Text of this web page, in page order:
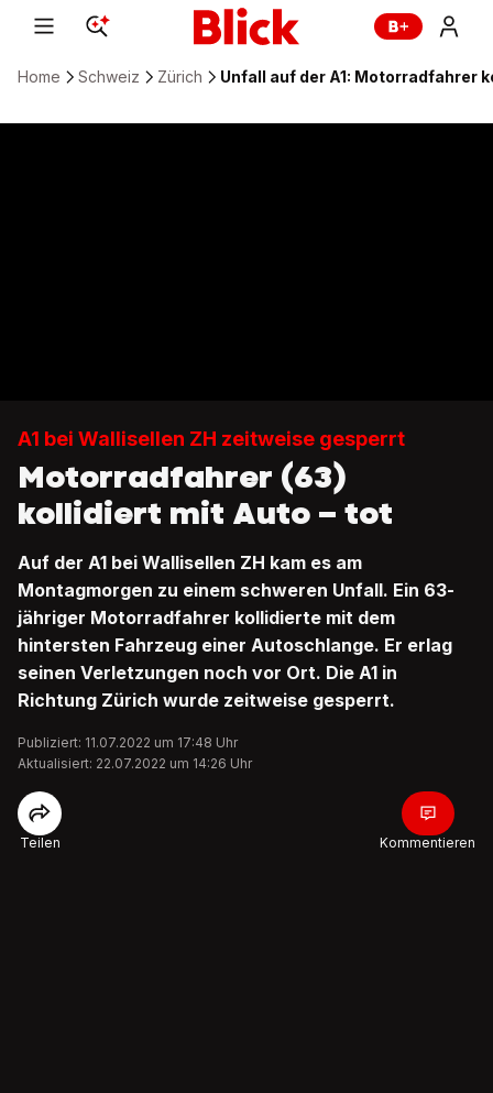
Home Schweiz Zürich Unfall auf der A1: Motorradfahrer
A1 bei Wallisellen ZH zeitweise gesperrt
Motorradfahrer (63)
kollidiert mit Auto – tot
Auf der A1 bei Wallisellen ZH kam es am
Montagmorgen zu einem schweren Unfall. Ein 63-
jähriger Motorradfahrer kollidierte mit dem
hintersten Fahrzeug einer Autoschlange. Er erlag
seinen Verletzungen noch vor Ort. Die A1 in
Richtung Zürich wurde zeitweise gesperrt.
Publiziert: 11.07.2022 um 17:48 Uhr
Aktualisiert: 22.07.2022 um 14:26 Uhr
Teilen Kommentieren